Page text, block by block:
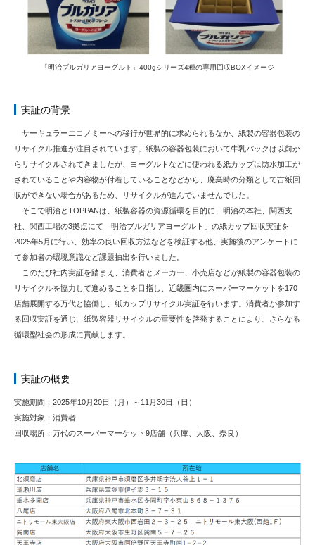
「明治ブルガリアヨーグルト」400gシリーズ4種の専用回収BOXイメージ
実証の背景
サーキュラーエコノミーへの移行が世界的に求められるなか、紙製の容器包装の
リサイクル推進が注目されています。紙製の容器包装において牛乳パックは以前か
らリサイクルされてきましたが、ヨーグルトなどに使われる紙カップは防水加工が
されていることや内容物が付着していることなどから、廃棄時の分類として古紙回
収ができない場合があるため、リサイクルが進んでいませんでした。
そこで明治とTOPPANは、紙製容器の資源循環を目的に、明治の本社、関西支
社、関西工場の3拠点にて「明治ブルガリアヨーグルト」の紙カップ回収実証を
2025年5月に行い、効率の良い回収方法などを検証する他、実施後のアンケートに
て参加者の環境意識など課題抽出を行いました。
このたび社内実証を踏まえ、消費者とメーカー、小売店などが紙製の容器包装の
リサイクルを協力して進めることを目指し、近畿圏内にスーパーマーケットを170
店舗展開する万代と協働し、紙カップリサイクル実証を行います。消費者が参加す
る回収実証を通じ、紙製容器リサイクルの重要性を啓発することにより、さらなる
循環型社会の形成に貢献します。
実証の概要
実施期間：2025年10月20日（月）～11月30日（日）
実施対象：消費者
回収場所：万代のスーパーマーケット9店舗（兵庫、大阪、奈良）